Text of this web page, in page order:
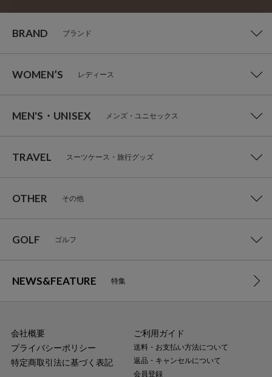
BRAND ブランド
WOMEN’S レディース
MEN'S・UNISEX メンズ・ユニセックス
TRAVEL スーツケース・旅行グッズ
OTHER その他
GOLF ゴルフ
NEWS&FEATURE 特集
会社概要
プライバシーポリシー
特定商取引法に基づく表記
ご利用ガイド
送料・お支払い方法について
返品・キャンセルについて
会員登録